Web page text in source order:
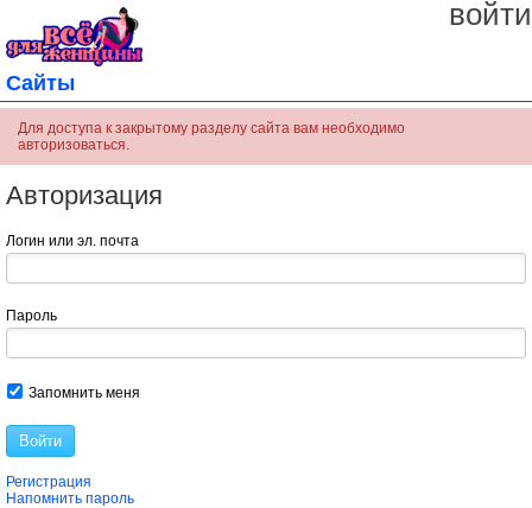
войти
Сайты
Для доступа к закрытому разделу сайта вам необходимо
авторизоваться.
Авторизация
Логин или эл. почта
Пароль
Запомнить меня
Войти
Регистрация
Напомнить пароль